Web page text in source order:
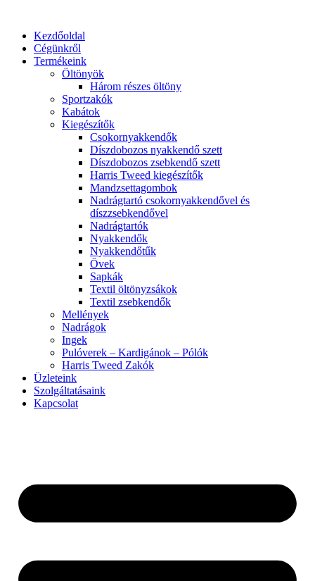
tartalomhozKezdőoldal
Cégünkről
Termékeink
Öltönyök
Három részes öltöny
Sportzakók
Kabátok
Kiegészítők
Csokornyakkendők
Díszdobozos nyakkendő szett
Díszdobozos zsebkendő szett
Harris Tweed kiegészítők
Mandzsettagombok
Nadrágtartó csokornyakkendővel és
díszzsebkendővel
Nadrágtartók
Nyakkendők
Nyakkendőtűk
Övek
Sapkák
Textil öltönyzsákok
Textil zsebkendők
Mellények
Nadrágok
Ingek
Pulóverek – Kardigánok – Pólók
Harris Tweed Zakók
Üzleteink
Szolgáltatásaink
Kapcsolat